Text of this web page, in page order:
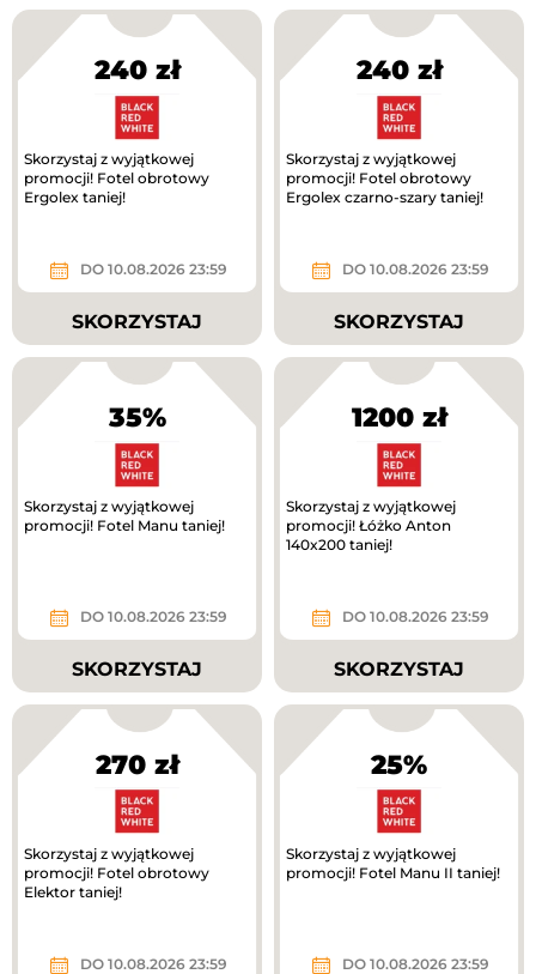
240 zł
Skorzystaj z wyjątkowej
promocji! Fotel obrotowy
Ergolex taniej!
DO 10.08.2026 23:59
SKORZYSTAJ
240 zł
Skorzystaj z wyjątkowej
promocji! Fotel obrotowy
Ergolex czarno-szary taniej!
DO 10.08.2026 23:59
SKORZYSTAJ
35%
Skorzystaj z wyjątkowej
promocji! Fotel Manu taniej!
DO 10.08.2026 23:59
SKORZYSTAJ
1200 zł
Skorzystaj z wyjątkowej
promocji! Łóżko Anton
140x200 taniej!
DO 10.08.2026 23:59
SKORZYSTAJ
270 zł
Skorzystaj z wyjątkowej
promocji! Fotel obrotowy
Elektor taniej!
DO 10.08.2026 23:59
25%
Skorzystaj z wyjątkowej
promocji! Fotel Manu II taniej!
DO 10.08.2026 23:59